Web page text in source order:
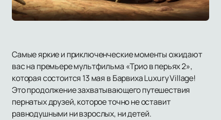
Самые яркие и приключенческие моменты ожидают
вас на премьере мультфильма «Трио в перьях 2»,
которая состоится 13 мая в Барвиха Luxury Village!
Это продолжение захватывающего путешествия
пернатых друзей, которое точно не оставит
равнодушными ни взрослых, ни детей.